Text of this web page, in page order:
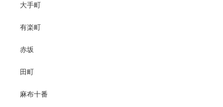
大手町
有楽町
赤坂
田町
麻布十番